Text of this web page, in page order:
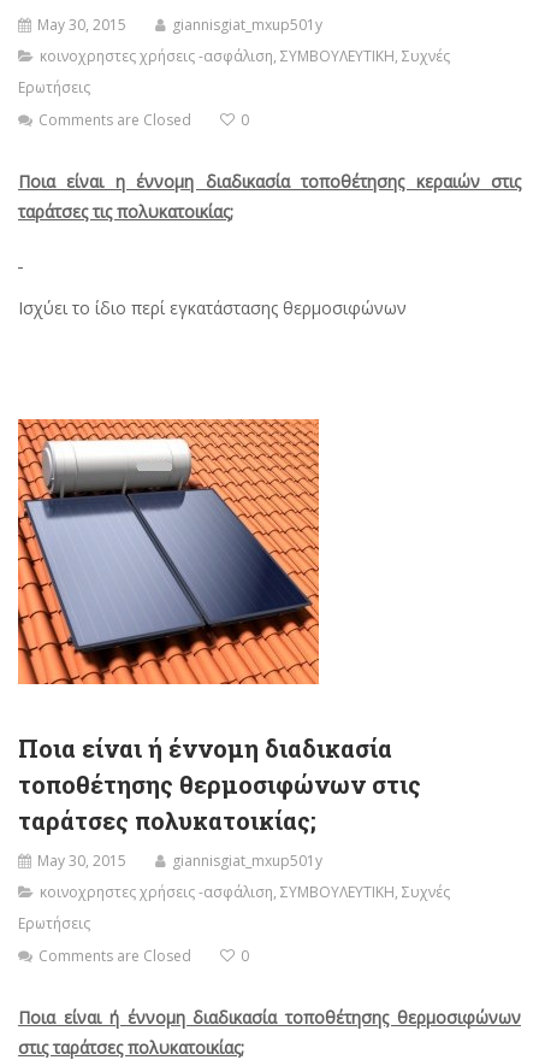
May 30, 2015
giannisgiat_mxup501y
κοινοχρηστες χρήσεις -ασφάλιση, ΣΥΜΒΟΥΛΕΥΤΙΚΗ, Συχνές
Ερωτήσεις
Comments are Closed
0
Ποια είναι η έννομη διαδικασία τοποθέτησης κεραιών στις
ταράτσες τις πολυκατοικίας;
Ισχύει το ίδιο περί εγκατάστασης θερμοσιφώνων
Ποια είναι ή έννομη διαδικασία
τοποθέτησης θερμοσιφώνων στις
ταράτσες πολυκατοικίας;
May 30, 2015
giannisgiat_mxup501y
κοινοχρηστες χρήσεις -ασφάλιση, ΣΥΜΒΟΥΛΕΥΤΙΚΗ, Συχνές
Ερωτήσεις
Comments are Closed
0
Ποια είναι ή έννομη διαδικασία τοποθέτησης θερμοσιφώνων
στις ταράτσες πολυκατοικίας;